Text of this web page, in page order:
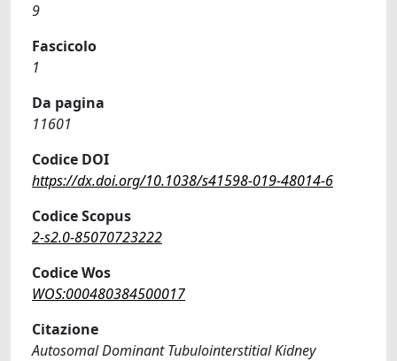
9
Fascicolo
1
Da pagina
11601
Codice DOI
https://dx.doi.org/10.1038/s41598-019-48014-6
Codice Scopus
2-s2.0-85070723222
Codice Wos
WOS:000480384500017
Citazione
Autosomal Dominant Tubulointerstitial Kidney